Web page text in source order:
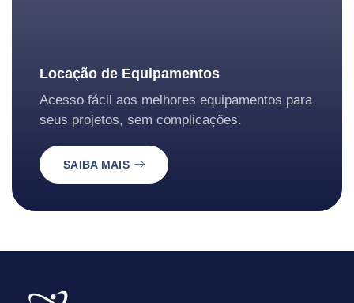
Locação de Equipamentos
Acesso fácil aos melhores equipamentos para
seus projetos, sem complicações.
SAIBA MAIS